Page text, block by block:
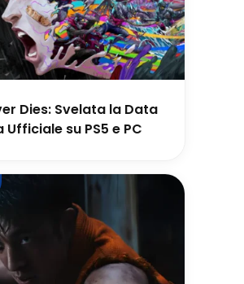
Dies: Svelata la Data
Ufficiale su PS5 e PC